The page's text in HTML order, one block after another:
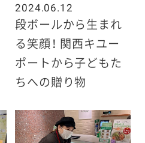
2024.06.12
段ボールから生まれ
る笑顔！ 関西キユー
ポートから子どもた
ちへの贈り物